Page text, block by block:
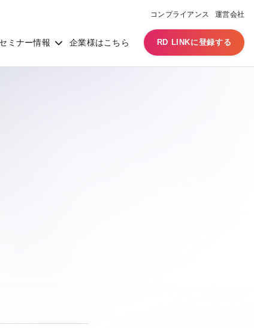
セミナー情報 企業様はこちら RD LINKに登録する
コンプライアンス 運営会社